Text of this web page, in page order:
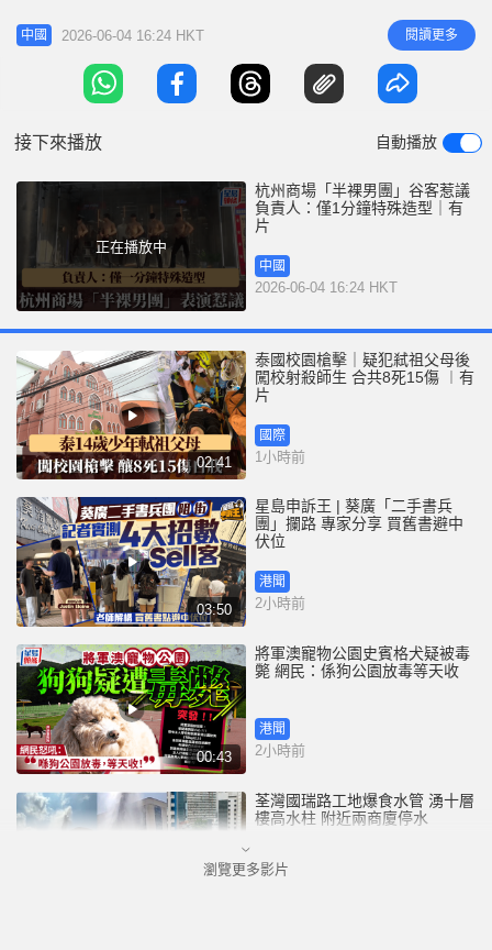
e
的爭議。涉事商場昨日（3日）回應指，表演旨在為
商戶引流，且男團脫除上衣的時間不足一分鐘，並非
全程半裸。 綜合內媒報道，根據網上影片顯示，在
杭州四季青服裝批發市場外的街道上，多名年輕男子
中國 2026-06-04 16:24 HKT 閱讀更多
接下來播放 自動播放
正在播放中
杭州商場「半裸男團」谷客惹議
負責人：僅1分鐘特殊造型｜有
片
中國
2026-06-04 16:24 HKT
02:41
泰國校園槍擊｜疑犯弒祖父母後
闖校射殺師生 合共8死15傷 ︱有
片
國際
1小時前
03:50
星島申訴王 | 葵廣「二手書兵
團」攔路 專家分享 買舊書避中
伏位
港聞
2小時前
00:43
將軍澳寵物公園史賓格犬疑被毒
斃 網民：係狗公園放毒等天收
港聞
2小時前
荃灣國瑞路工地爆食水管 湧十層
樓高水柱 附近兩商廈停水
港聞
瀏覽更多影片